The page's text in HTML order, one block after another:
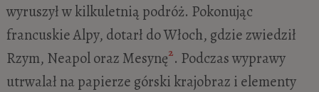
wyruszył w kilkuletnią podróż. Pokonując
francuskie Alpy, dotarł do Włoch, gdzie zwiedził
Rzym, Neapol oraz Mesynę2. Podczas wyprawy
utrwalał na papierze górski krajobraz i elementy